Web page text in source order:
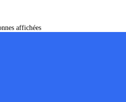
affichées